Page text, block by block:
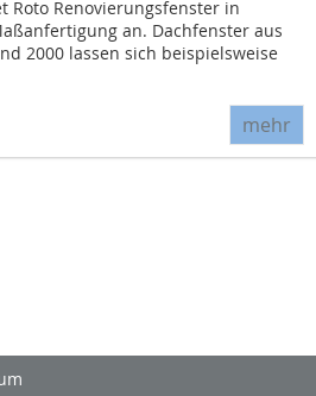
Roto Renovierungsfenster in
an. Dachfenster aus
2000 lassen sich beispielsweise
mehr